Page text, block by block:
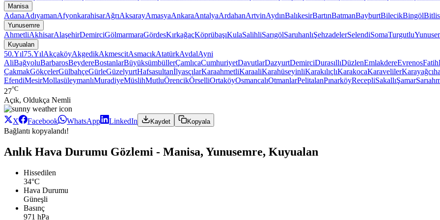
Manisa
AdanaAdıyamanAfyonkarahisarAğrıAksarayAmasyaAnkaraAntalyaArdahanArtvinAydınBalıkesirBartınBatmanBayburtBilecikBingölBitlis
Yunusemre
AhmetliAkhisarAlaşehirDemirciGölmarmaraGördesKırkağaçKöprübaşıKulaSalihliSarıgölSaruhanlıŞehzadelerSelendiSomaTurgutlu
Kuyualan
50.Yıl75.YılAkçaköyAkgedikAkmescitAsmacıkAtatürkAvdalAyni
AliBağyoluBarbarosBeydereBostanlarBüyüksümbüllerÇamlıcaCumhuriyetDavutlarDazyurtDemirciDurasıllıDüzlenEmlakdereEvrenosFatih
ÇakmakGökçelerGülbahçeGürleGüzelyurtHafsasultanİlyasçılarKaraahmetliKaraaliKarahüseyinliKarakılıçlıKarakocaKaraveliler
EfendiMesirMollasüleymanlıMuradiyeMüslihMutluÖrencikÖrselliOrtaköyOsmancalıOtmanlarPelitalanPınarköyRecepliSakallıŞamar
27°C
Açık, Oldukça Nemli
X Facebook WhatsApp LinkedIn Kaydet Kopyala
Bağlantı kopyalandı!
Anlık Hava Durumu Gözlemi - Manisa, Yunusemre, Kuyualan
Hissedilen
34°C
Hava Durumu
Güneşli
Basınç
971 hPa